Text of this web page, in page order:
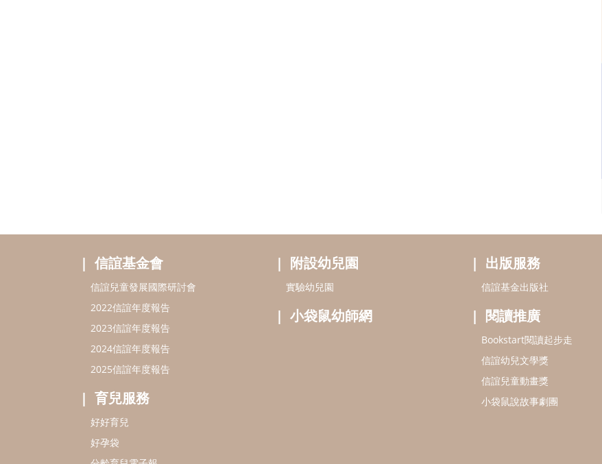
信誼基金會
信誼兒童發展國際研討會
2022信誼年度報告
2023信誼年度報告
2024信誼年度報告
2025信誼年度報告
育兒服務
好好育兒
好孕袋
附設幼兒園
實驗幼兒園
小袋鼠幼師網
出版服務
信誼基金出版社
閱讀推廣
Bookstart閱讀起步走
信誼幼兒文學獎
信誼兒童動畫獎
小袋鼠說故事劇團